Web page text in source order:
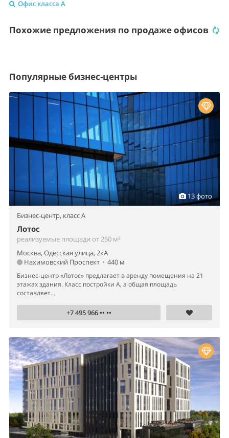
Офис класса A
Похожие предложения по продаже офисов
Популярные бизнес-центры
13 фото
Бизнес-центр, класс A
Лотос
реализуемые площади от 250 м²
Москва, Одесская улица, 2кА
Нахимовский Проспект • 440 м
Бизнес-центр «Лотос» предлагает в аренду помещения на 21
этажах здания. Класс постройки А, а общая площадь
составляет...
+7 495 966 •• ••